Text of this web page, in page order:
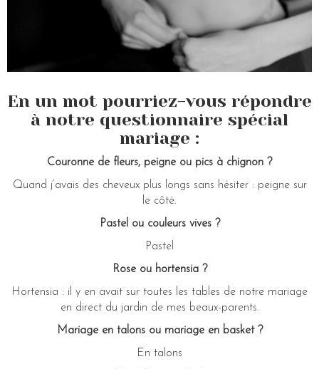
En un mot pourriez-vous répondre
à notre questionnaire spécial
mariage :
Couronne de fleurs, peigne ou pics à chignon ?
Quand j’avais des cheveux plus longs sans hésiter : peigne sur
le côté.
Pastel ou couleurs vives ?
Pastel
Rose ou hortensia ?
Hortensia : il y en avait sur toutes les tables de notre mariage
en direct du jardin de mes beaux-parents.
Mariage en talons ou mariage en basket ?
En talons